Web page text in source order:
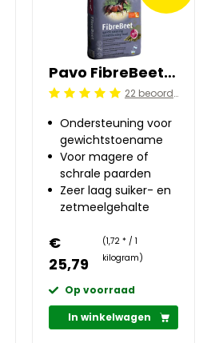
Pavo FibreBeet 15 kg
Beoordeling: 5/5 22 beoordelingen
Ondersteuning voor
gewichtstoename
Voor magere of
schrale paarden
Zeer laag suiker- en
zetmeelgehalte
€
25,79
(1,72 * / 1
kilogram)
Op voorraad
In winkelwagen